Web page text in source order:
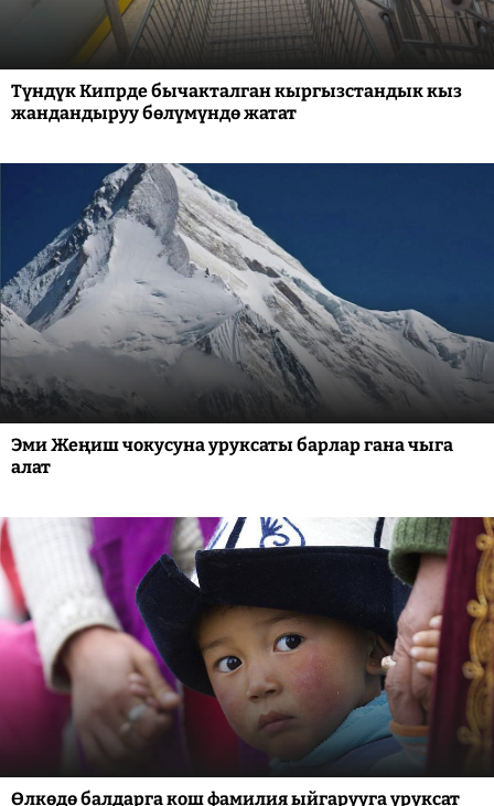
Түндүк Кипрде бычакталган кыргызстандык кыз
жандандыруу бөлүмүндө жатат
Эми Жеңиш чокусуна уруксаты барлар гана чыга
алат
Өлкөдө балдарга кош фамилия ыйгарууга уруксат